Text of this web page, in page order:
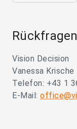
Vision Decision
Vanessa Krische
Telefon: +43 1
E-Mail: